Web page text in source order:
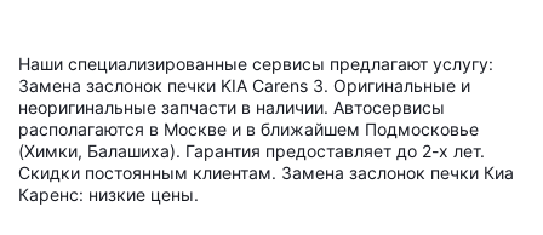
Наши специализированные сервисы предлагают услугу:
Замена заслонок печки KIA Carens 3. Оригинальные и
неоригинальные запчасти в наличии. Автосервисы
располагаются в Москве и в ближайшем Подмосковье
(Химки, Балашиха). Гарантия предоставляет до 2-х лет.
Скидки постоянным клиентам. Замена заслонок печки Киа
Каренс: низкие цены.